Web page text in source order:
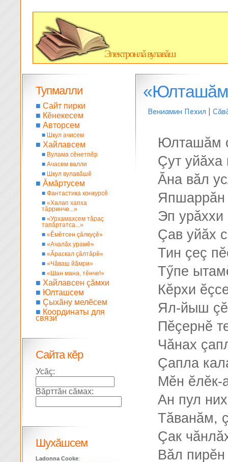
Электронлă вулавăш
«Юлташăм
Вениамин Пехил |
Юлташăм
Çут уйăха
Ăна вăл
Япшаррăн
Эп урăххи
Çав уйăх
Тин çеç
Тӳпе
Кĕрхи
Ял-йыш
Пĕçернĕ
Чăнах
Çапла
Мĕн ĕлĕк-
Ан пул
Тăванăм,
Çак
Вăл
Тупмалли
■ Сайт пирки
■ Кĕнекесем
■ Авторсем
■ Шкул ачисем
■ Хайлавсем
■ Вулама сĕнетпĕр
■ Ачасем валли
■ Шкул вулавăшĕ
■ Ăмăртусем
■ Фантастика конкурсĕ
■ «Халап хапха
тăрринче...»
■ «Урхамахсем тăраç
тапăртатса...»
■ «Ĕмĕтсен çăлкуçĕ»
■ «Ачалăх урамĕ»
■ «Ăраскал çăлтăрĕ»
■ «Чăваш йăмри»
■ «Шан мана, тĕнче!»
■ Хайлавсен çăмхи
■ Юлташсем
■ Çыхăну мелĕсем
■ Координаты для
связи
Сайта кĕр
Усăç:
Вăрттăн сăмах:
Шухăшсем
Ladonna Cooke: